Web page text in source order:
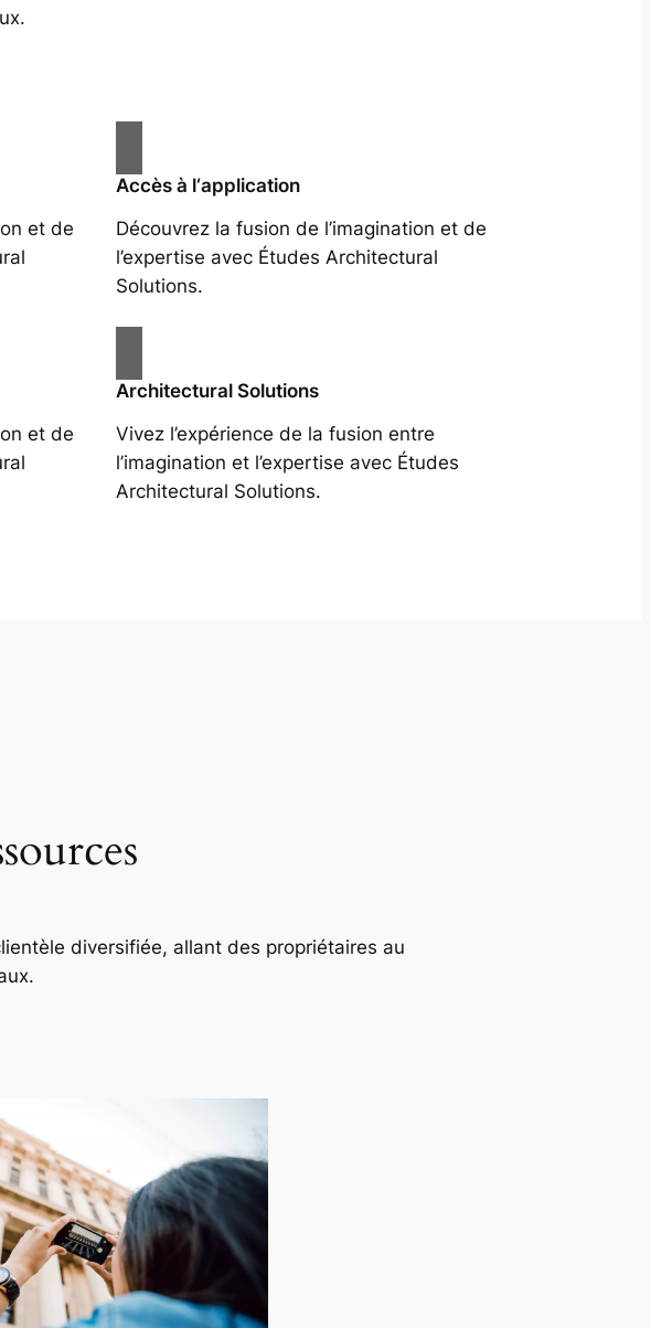
et de
Accès à l‘application
Découvrez la fusion de l’imagination et de
l’expertise avec Études Architectural
Solutions.
et de
Architectural Solutions
Vivez l’expérience de la fusion entre
l’imagination et l’expertise avec Études
Architectural Solutions.
diversifiée, allant des propriétaires au